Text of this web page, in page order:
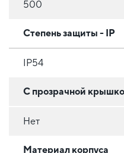
500
Степень защиты - IP
IP54
С прозрачной
Нет
Материал корпуса